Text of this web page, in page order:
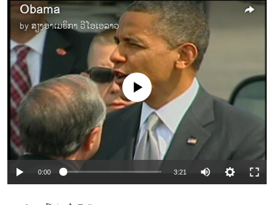
Obama
by ສຽງອາເມຣິກາ ວີໂອເອລາວ
No media source currently available
0:00 3:21